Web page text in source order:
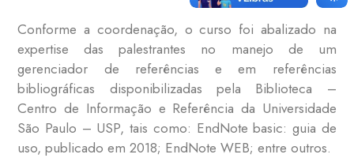
Conforme a coordenação, o curso foi abalizado na
expertise das palestrantes no manejo de um
gerenciador de referências e em referências
bibliográficas disponibilizadas pela Biblioteca –
Centro de Informação e Referência da Universidade
São Paulo – USP, tais como: EndNote basic: guia de
uso, publicado em 2018; EndNote WEB; entre outros.